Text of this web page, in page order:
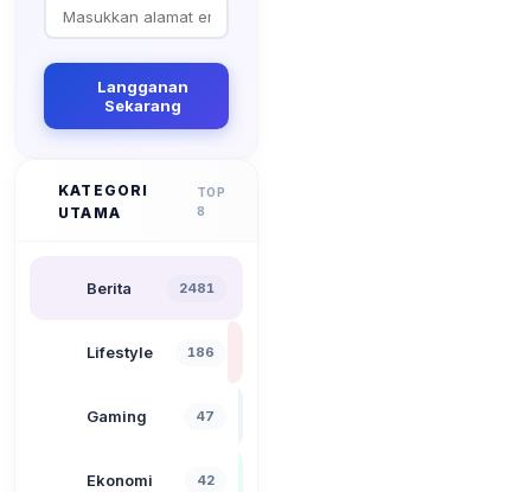
Langganan
Sekarang
KATEGORI
UTAMA
TOP
8
Berita 2481
Lifestyle 186
Gaming 47
Ekonomi 42